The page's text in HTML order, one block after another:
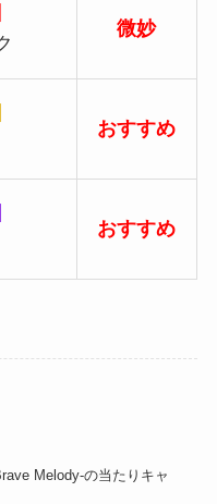
微妙
おすすめ
おすすめ
Melody-の当たりキャ